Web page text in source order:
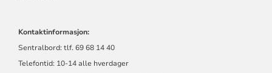
Kontaktinformasjon:
Sentralbord: tlf. 69 68 14 40
Telefontid: 10-14 alle hverdager